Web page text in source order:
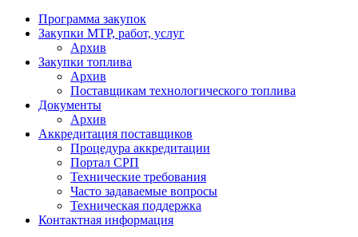
Программа закупок
Закупки МТР, работ, услуг
Архив
Закупки топлива
Архив
Поставщикам технологического топлива
Документы
Архив
Аккредитация поставщиков
Процедура аккредитации
Портал СРП
Технические требования
Часто задаваемые вопросы
Техническая поддержка
Контактная информация